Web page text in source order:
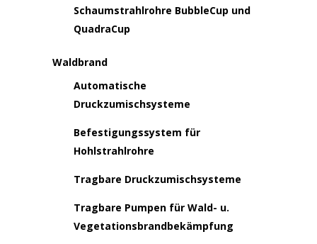
Schaumstrahlrohre BubbleCup und
QuadraCup
Waldbrand
Automatische
Druckzumischsysteme
Befestigungssystem für
Hohlstrahlrohre
Tragbare Druckzumischsysteme
Tragbare Pumpen für Wald- u.
Vegetationsbrandbekämpfung